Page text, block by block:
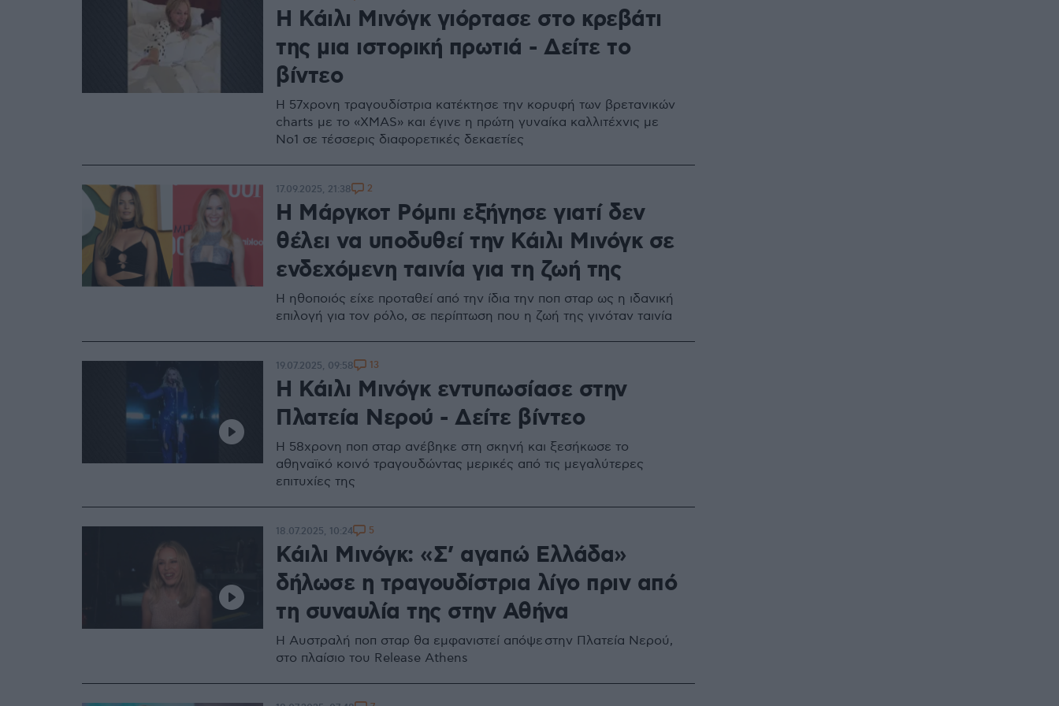
Η Κάιλι Μινόγκ γιόρτασε στο κρεβάτι
της μια ιστορική πρωτιά - Δείτε το
βίντεο
Η 57χρονη τραγουδίστρια κατέκτησε την κορυφή των βρετανικών
charts με το «XMAS» και έγινε η πρώτη γυναίκα καλλιτέχνις με
Νο1 σε τέσσερις διαφορετικές δεκαετίες
Η Μάργκοτ Ρόμπι εξήγησε γιατί δεν
θέλει να υποδυθεί την Κάιλι Μινόγκ σε
ενδεχόμενη ταινία για τη ζωή της
Η ηθοποιός είχε προταθεί από την ίδια την ποπ σταρ ως η ιδανική
επιλογή για τον ρόλο, σε περίπτωση που η ζωή της γινόταν ταινία
17.09.2025, 21:38 2
Η Κάιλι Μινόγκ εντυπωσίασε στην
Πλατεία Νερού - Δείτε βίντεο
Η 58χρονη ποπ σταρ ανέβηκε στη σκηνή και ξεσήκωσε το
αθηναϊκό κοινό τραγουδώντας μερικές από τις μεγαλύτερες
επιτυχίες της
19.07.2025, 09:58 13
Κάιλι Μινόγκ: «Σ’ αγαπώ Ελλάδα»
δήλωσε η τραγουδίστρια λίγο πριν από
τη συναυλία της στην Αθήνα
Η Αυστραλή ποπ σταρ θα εμφανιστεί απόψε στην Πλατεία Νερού,
στο πλαίσιο του Release Athens
18.07.2025, 10:24 5